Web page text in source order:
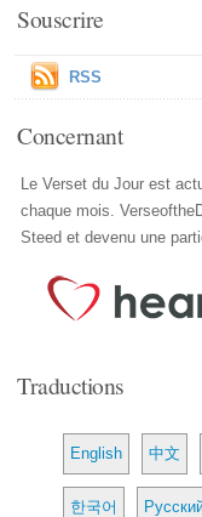
Souscrire
RSS
Concernant
Le Verset du Jour est
chaque mois.
Steed et devenu une
Traductions
English 中文
한국어